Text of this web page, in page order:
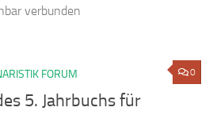
verbunden
0
FORUM
5. Jahrbuchs für